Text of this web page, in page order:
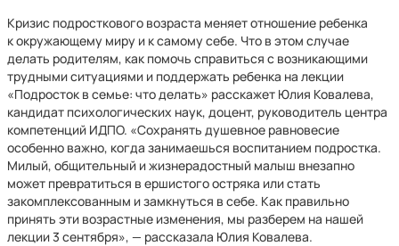
Кризис подросткового возраста меняет отношение ребенка
к окружающему миру и к самому себе. Что в этом случае
делать родителям, как помочь справиться с возникающими
трудными ситуациями и поддержать ребенка на лекции
«Подросток в семье: что делать» расскажет Юлия Ковалева,
кандидат психологических наук, доцент, руководитель центра
компетенций ИДПО. «Сохранять душевное равновесие
особенно важно, когда занимаешься воспитанием подростка.
Милый, общительный и жизнерадостный малыш внезапно
может превратиться в ершистого остряка или стать
закомплексованным и замкнуться в себе. Как правильно
принять эти возрастные изменения, мы разберем на нашей
лекции 3 сентября», — рассказала Юлия Ковалева.